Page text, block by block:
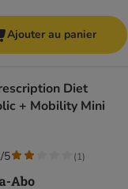
Ajouter au panier
Diet
+ Mobility Mini
5 (1)